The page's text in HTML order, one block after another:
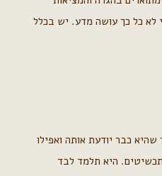
לא כל כך עושה מדע. יש בכלל
כבר יודעת אותה ואפילו
תכשיטים. היא תלמד לבד